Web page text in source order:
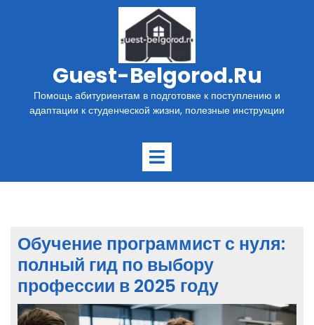
Guest-Belgorod.ru
Помощь абитуриентам в подготовке к поступлению и
адаптации к студенческой жизни, полезные инструкции
Открыть
Обучение программист с нуля:
полный гид по выбору
профессии в 2025 году